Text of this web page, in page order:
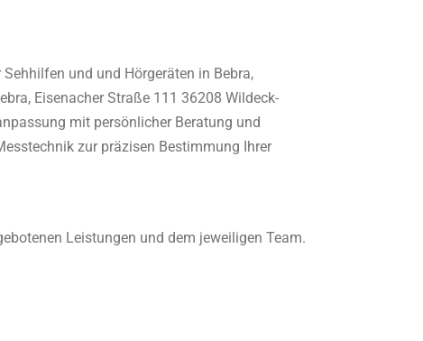
und und Hörgeräten in Bebra,
Eisenacher Straße 111 36208 Wildeck-
mit persönlicher Beratung und
zur präzisen Bestimmung Ihrer
Leistungen und dem jeweiligen Team.